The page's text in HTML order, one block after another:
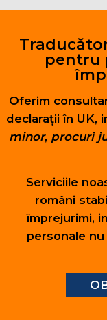
pentru
Oferim
declarații în UK,
minor, procuri
Serviciile
români
împrejurimi,
personale